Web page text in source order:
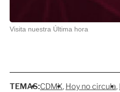
Visita nuestra Última hora
TEMAS:CDMX Hoy no circula